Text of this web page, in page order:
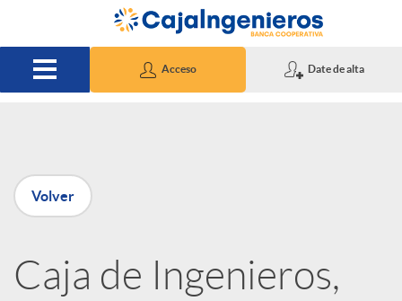
Saltar al contenido principal
Acceso Date de alta
P
u
b
Volver
Caja de Ingenieros,